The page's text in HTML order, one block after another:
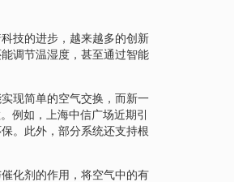
技的进步，越来越多的创新
调节温湿度，甚至通过智能
现简单的空气交换，而新一
例如，上海中信广场近期引
。此外，部分系统还支持根
化剂的作用，将空气中的有